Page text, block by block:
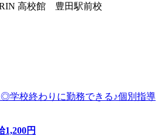
高校館 豊田駅前校
学校終わりに勤務できる♪個別指導
1,200円